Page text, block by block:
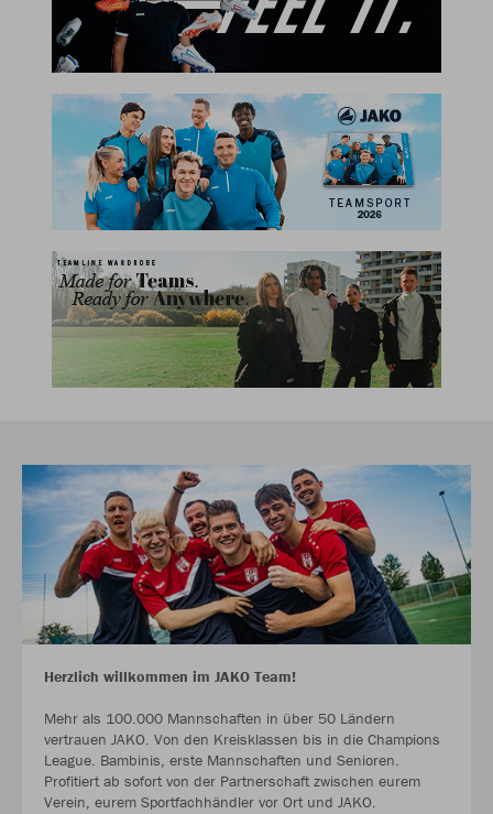
Herzlich willkommen im JAKO Team!
Mehr als 100.000 Mannschaften in über 50 Ländern
vertrauen JAKO. Von den Kreisklassen bis in die Champions
League. Bambinis, erste Mannschaften und Senioren.
Profitiert ab sofort von der Partnerschaft zwischen eurem
Verein, eurem Sportfachhändler vor Ort und JAKO.